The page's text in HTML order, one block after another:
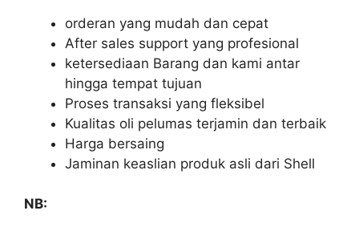
orderan yang mudah dan cepat
After sales support yang profesional
ketersediaan Barang dan kami antar
hingga tempat tujuan
Proses transaksi yang fleksibel
Kualitas oli pelumas terjamin dan terbaik
Harga bersaing
Jaminan keaslian produk asli dari Shell
NB: